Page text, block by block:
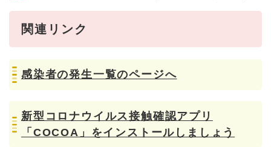
関連リンク
感染者の発生一覧のページへ
新型コロナウイルス接触確認アプリ
「COCOA」をインストールしましょう